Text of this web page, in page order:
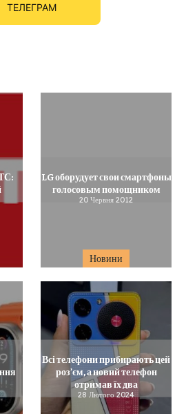
ТЕЛЕГРАМ
Новини
LG оборудует свои смартфоны
голосовым помощником
20 Червня 2012
Всі телефони прибирають цей
роз’єм, а новий телефон
отримав їх два
28 Лютого 2024